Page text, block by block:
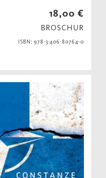
18,00 €
BROSCHUR
ISBN: 978-3-406-80764-0